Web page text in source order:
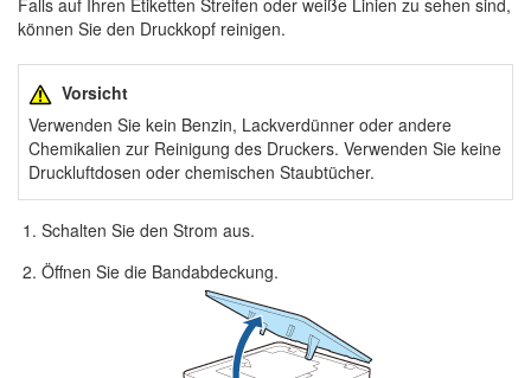
Falls auf Ihren Etiketten Streifen oder weiße Linien zu sehen sind,
können Sie den Druckkopf reinigen.
Vorsicht
Verwenden Sie kein Benzin, Lackverdünner oder andere
Chemikalien zur Reinigung des Druckers. Verwenden Sie keine
Druckluftdosen oder chemischen Staubtücher.
Schalten Sie den Strom aus.
Öffnen Sie die Bandabdeckung.